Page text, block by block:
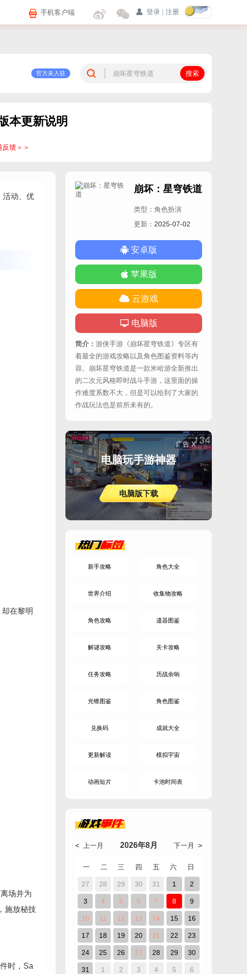
登录 注册
手机客户端
官方未入驻
本更新说明
反馈＞＞
活动、优
在黎明
场并为
施放秘技
时，Sa
崩坏：星穹铁道
类型：角色扮演
更新： 2025-07-02
安卓版
苹果版
云游戏
电脑版
简介： 游侠手游《崩坏星穹铁道》专区有
着最全的游戏攻略以及角色图鉴资料等内
容。崩坏星穹铁道是一款米哈游全新推出
的二次元风格即时战斗手游，这里面的操
作难度系数不大，但是可以给到了大家的
作战玩法也是前所未有的。
电脑玩手游神器
电脑版下载
广告 X
热门标签
新手攻略 角色大全
世界介绍 收集物攻略
角色攻略 遗器图鉴
解谜攻略 关卡攻略
任务攻略 历战余响
光锥图鉴 角色图鉴
兑换码 成就大全
更新解读 模拟宇宙
动画短片 卡池时间表
游戏事件
< 上一月 2026年8月 下一月 >
一 二 三 四 五 六 日
27 28 29 30 31 1 2
3 4 5 6 7 8 9
10 11 12 13 14 15 16
17 18 19 20 21 22 23
24 25 26 27 28 29 30
31 1 2 3 4 5 6